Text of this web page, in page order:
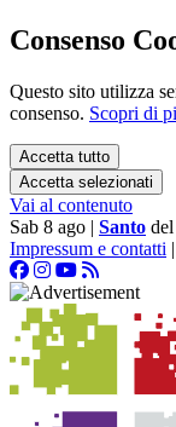
Consenso
Questo sito utilizza
consenso. Scopri di
Accetta tutto
Accetta selezionati
Vai al contenuto
Sab 8 ago | Santo
Impressum e contatti |